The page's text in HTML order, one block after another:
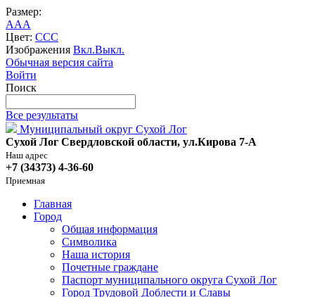
Размер:
AAA
Цвет: CCC
Изображения Вкл.Выкл.
Обычная версия сайта
Войти
Поиск
Все результаты
Муниципальный округ Сухой Лог
Сухой Лог Свердловской области, ул.Кирова 7-А
Наш адрес
+7 (34373) 4-36-60
Приемная
Главная
Город
Общая информация
Символика
Наша история
Почетные граждане
Паспорт муниципального округа Сухой Лог
Город Трудовой Доблести и Славы